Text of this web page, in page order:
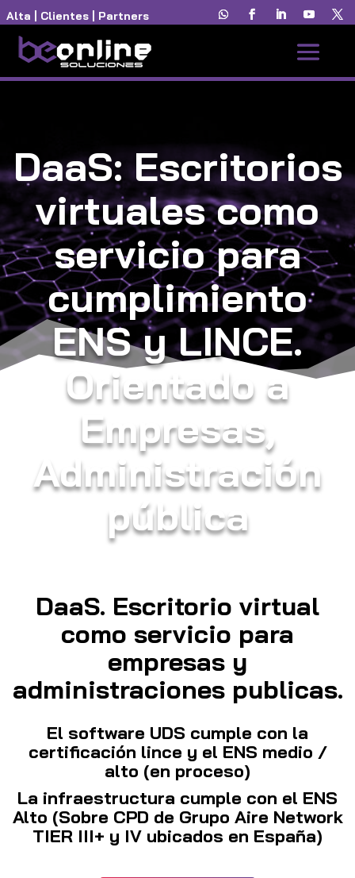
Alta Clientes Partners
DaaS: Escritorios
virtuales como
servicio para
cumplimiento
ENS y LINCE.
Orientado a
Empresas,
Administración
pública
DaaS. Escritorio virtual
como servicio para
empresas y
administraciones publicas.
El software UDS cumple con la
certificación lince y el ENS medio /
alto (en proceso)
La infraestructura cumple con el ENS
Alto (Sobre CPD de Grupo Aire Network
TIER III+ y IV ubicados en España)